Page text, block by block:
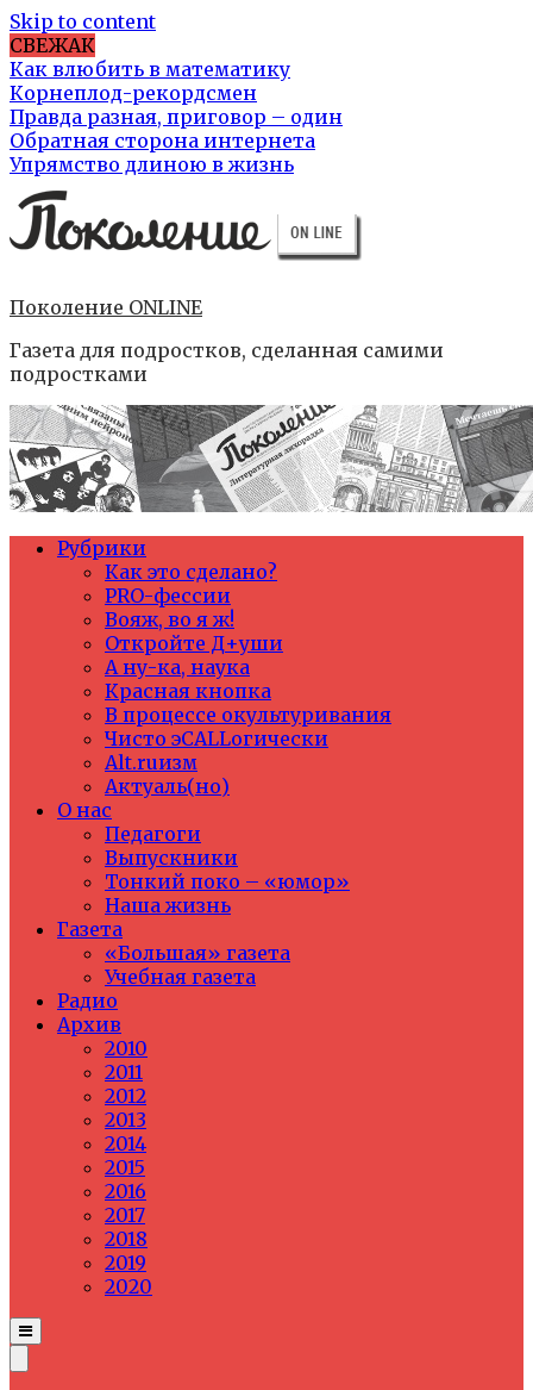
Skip to content
СВЕЖАК
Как влюбить в математику
Корнеплод-рекордсмен
Правда разная, приговор – один
Обратная сторона интернета
Упрямство длиною в жизнь
Поколение ONLINE
Газета для подростков, сделанная самими
подростками
Рубрики
Как это сделано?
PRO-фессии
Вояж, во я ж!
Откройте Д+уши
А ну-ка, наука
Красная кнопка
В процессе окультуривания
Чисто эCALLогически
Alt.ruизм
Актуаль(но)
О нас
Педагоги
Выпускники
Тонкий поко – «юмор»
Наша жизнь
Газета
«Большая» газета
Учебная газета
Радио
Архив
2010
2011
2012
2013
2014
2015
2016
2017
2018
2019
2020